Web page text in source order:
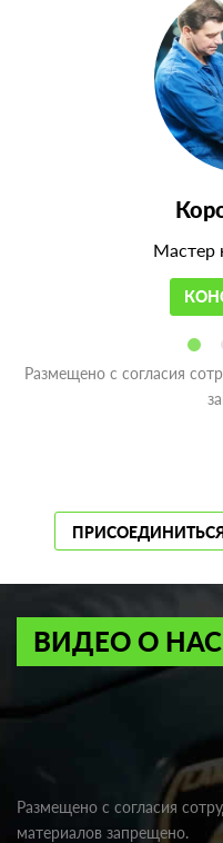
Мастер
Размещено с согласия
ВИДЕО О НАС
Размещено с согласия
материалов запрещено.